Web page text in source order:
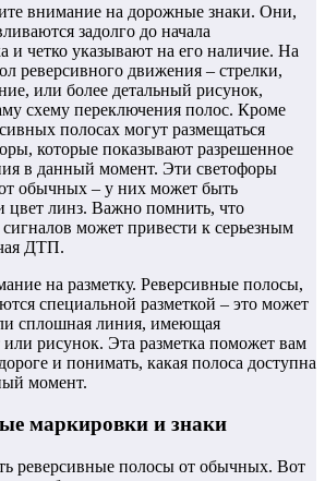
внимание на дорожные знаки. Они,
задолго до начала
и четко указывают на его наличие. На
реверсивного движения – стрелки,
или более детальный рисунок,
схему переключения полос. Кроме
полосах могут размещаться
которые показывают разрешенное
в данный момент. Эти светофоры
обычных – у них может быть
цвет линз. Важно помнить, что
может привести к серьезным
ДТП.
на разметку. Реверсивные полосы,
специальной разметкой – это может
сплошная линия, имеющая
рисунок. Эта разметка поможет вам
и понимать, какая полоса доступна
момент.
маркировки и знаки
реверсивные полосы от обычных. Вот